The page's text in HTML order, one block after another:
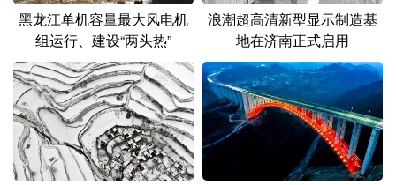
黑龙江单机容量最大风电机
组运行、建设“两头热”
浪潮超高清新型显示制造基
地在济南正式启用